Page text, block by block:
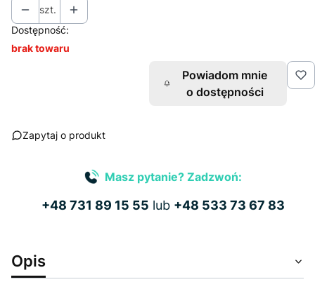
szt.
Dostępność:
brak towaru
Powiadom mnie
o dostępności
Zapytaj o produkt
Masz pytanie? Zadzwoń:
+48 731 89 15 55 lub +48 533 73 67 83
Opis